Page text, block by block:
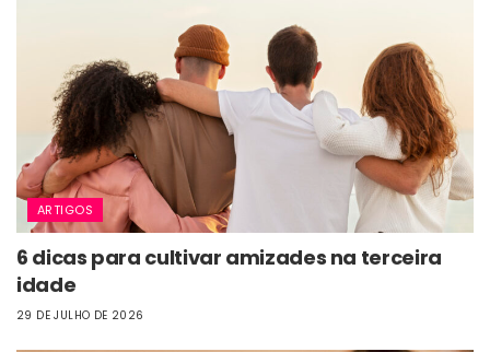
ARTIGOS
6 dicas para cultivar amizades na terceira
idade
29 DE JULHO DE 2026